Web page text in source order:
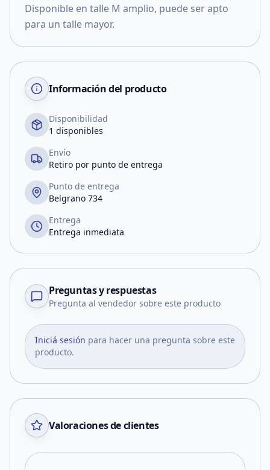
Disponible en talle M amplio, puede ser apto
para un talle mayor.
Información del producto
Disponibilidad
1 disponibles
Envío
Retiro por punto de entrega
Punto de entrega
Belgrano 734
Entrega
Entrega inmediata
Preguntas y respuestas
Pregunta al vendedor sobre este producto
Iniciá sesión para hacer una pregunta sobre este
producto.
Valoraciones de clientes